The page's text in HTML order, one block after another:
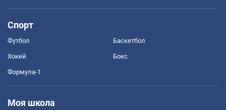
Спорт
Футбол Баскетбол
Хокей Бокс
Формула-1
Моя школа